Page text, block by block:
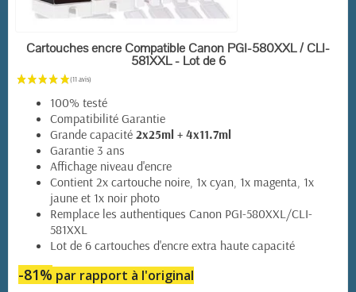
(72 avis)
EN STOCK
Cartouches encre Compatible Canon PGI-580XXL / CLI-
581XXL - Lot de 6
100% testé
Compatibilité Garantie
Grande capacité 2x25ml + 4x11.7ml
Garantie 3 ans
Affichage niveau d'encre
Contient 2x cartouche noire, 1x cyan, 1x magenta, 1x
jaune et 1x noir photo
Remplace les authentiques Canon PGI-580XXL/CLI-
581XXL
Lot de 6 cartouches d'encre extra haute capacité
-81% par rapport à l'original